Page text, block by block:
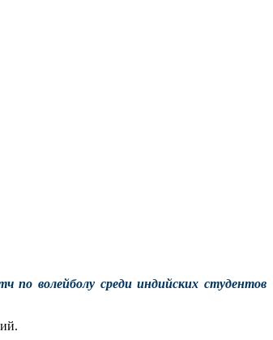
по волейболу среди индийских студентов